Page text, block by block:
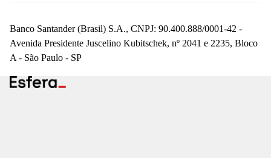
Banco Santander (Brasil) S.A., CNPJ: 90.400.888/0001-42 -
Avenida Presidente Juscelino Kubitschek, nº 2041 e 2235, Bloco
A - São Paulo - SP